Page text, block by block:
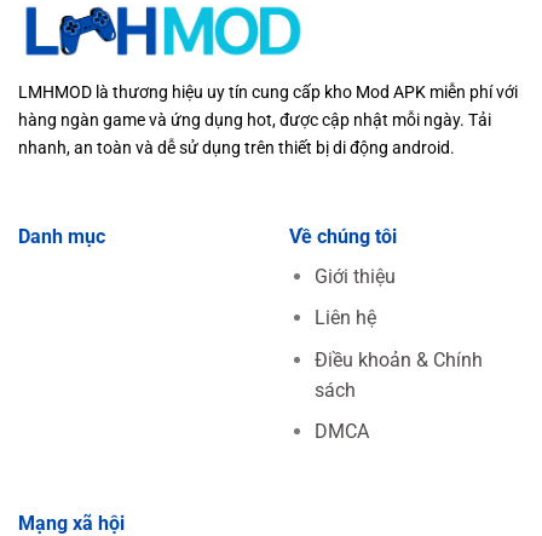
LMHMOD là thương hiệu uy tín cung cấp kho Mod APK miễn phí với
hàng ngàn game và ứng dụng hot, được cập nhật mỗi ngày. Tải
nhanh, an toàn và dễ sử dụng trên thiết bị di động android.
Danh mục
Về chúng tôi
Giới thiệu
Liên hệ
Điều khoản & Chính
sách
DMCA
Mạng xã hội